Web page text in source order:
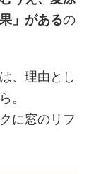
」があるの
、理由とし
。
に窓のリフ